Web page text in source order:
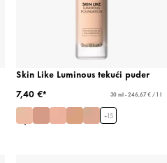
Skin Like Luminous tekući puder
7,40 €*
30 ml - 246,67 € / 1 l
+15